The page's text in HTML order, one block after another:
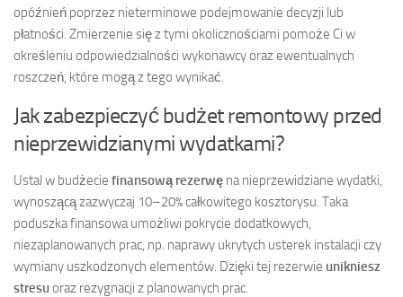
opóźnień poprzez nieterminowe podejmowanie decyzji lub
płatności. Zmierzenie się z tymi okolicznościami pomoże Ci w
określeniu odpowiedzialności wykonawcy oraz ewentualnych
roszczeń, które mogą z tego wynikać.
Jak zabezpieczyć budżet remontowy przed
nieprzewidzianymi wydatkami?
Ustal w budżecie finansową rezerwę na nieprzewidziane wydatki,
wynoszącą zazwyczaj 10–20% całkowitego kosztorysu. Taka
poduszka finansowa umożliwi pokrycie dodatkowych,
niezaplanowanych prac, np. naprawy ukrytych usterek instalacji czy
wymiany uszkodzonych elementów. Dzięki tej rezerwie unikniesz
stresuoraz rezygnacji z planowanych prac.